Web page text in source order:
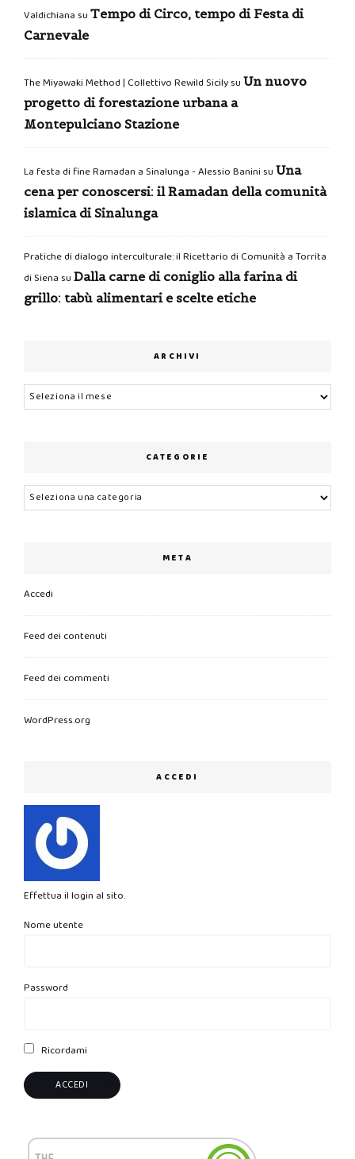
Valdichiana su Tempo di Circo, tempo di Festa di
Carnevale
The Miyawaki Method | Collettivo Rewild Sicilysu Un nuovo
progetto di forestazione urbana a
Montepulciano Stazione
La festa di fine Ramadan a Sinalunga - Alessio Banini su Una
cena per conoscersi: il Ramadan della comunità
islamica di Sinalunga
Pratiche di dialogo interculturale: il Ricettario di Comunità a Torrita
di Siena su Dalla carne di coniglio alla farina di
grillo: tabù alimentari e scelte etiche
ARCHIVI
Archivi
CATEGORIE
Categorie
META
Accedi
Feed dei contenuti
Feed dei commenti
WordPress.org
ACCEDI
Effettua il login al sito.
Nome utente
Password
Ricordami